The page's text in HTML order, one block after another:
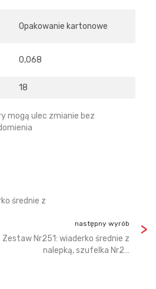
Opakowanie kartonowe
0,068
18
mogą ulec zmianie bez
średnie z
następny wyrób
Zestaw Nr251: wiaderko średnie z
nalepką, szufelka Nr2…